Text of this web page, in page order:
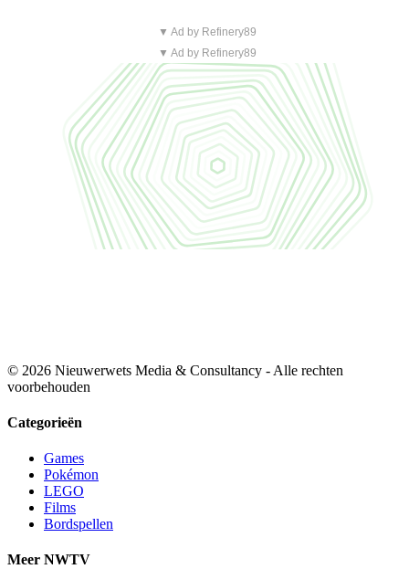
▼ Ad by Refinery89
▼ Ad by Refinery89
© 2026 Nieuwerwets Media & Consultancy - Alle rechten
voorbehouden
Categorieën
Games
Pokémon
LEGO
Films
Bordspellen
Meer NWTV